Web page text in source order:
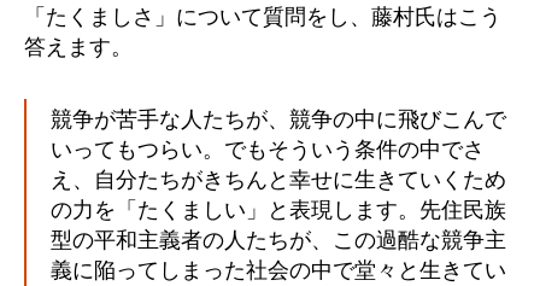
「たくましさ」について質問をし、藤村氏はこう
答えます。
競争が苦手な人たちが、競争の中に飛びこんで
いってもつらい。でもそういう条件の中でさ
え、自分たちがきちんと幸せに生きていくため
の力を「たくましい」と表現します。先住民族
型の平和主義者の人たちが、この過酷な競争主
義に陥ってしまった社会の中で堂々と生きてい